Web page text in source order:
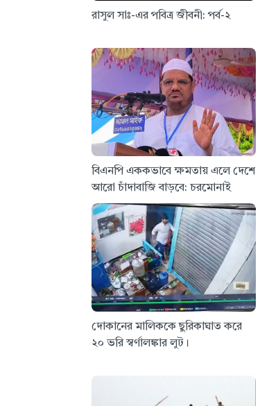
রাসুল সাঃ-এর পবিত্র জীবনী: পর্ব-২
বিএনপি এককভাবে ক্ষমতায় এলে দেশে
আরো চাঁদাবাজি বাড়বে: চরমোনাই
দোকানের মালিককে ছুরিকাঘাত করে
২০ ভরি স্বর্ণালঙ্কার লুট।